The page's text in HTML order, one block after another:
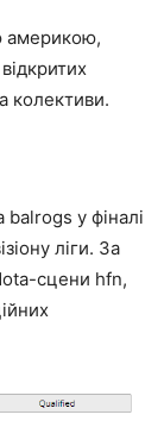
америкою,
колективи.
у фіналі
ліги. За
сцени hfn,